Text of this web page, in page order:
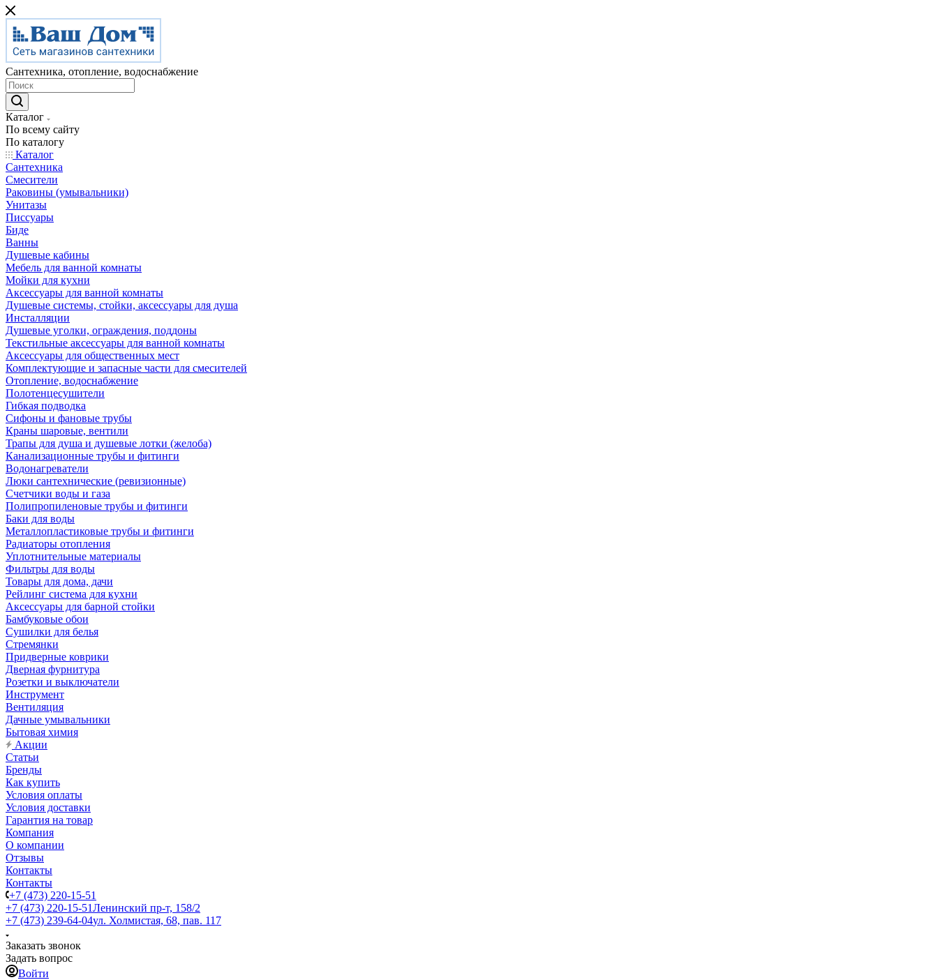
Сантехника, отопление, водоснабжение
Каталог
По всему сайту
По каталогу
Каталог
Сантехника
Смесители
Раковины (умывальники)
Унитазы
Писсуары
Биде
Ванны
Душевые кабины
Мебель для ванной комнаты
Мойки для кухни
Аксессуары для ванной комнаты
Душевые системы, стойки, аксессуары для душа
Инсталляции
Душевые уголки, ограждения, поддоны
Текстильные аксессуары для ванной комнаты
Аксессуары для общественных мест
Комплектующие и запасные части для смесителей
Отопление, водоснабжение
Полотенцесушители
Гибкая подводка
Сифоны и фановые трубы
Краны шаровые, вентили
Трапы для душа и душевые лотки (желоба)
Канализационные трубы и фитинги
Водонагреватели
Люки сантехнические (ревизионные)
Счетчики воды и газа
Полипропиленовые трубы и фитинги
Баки для воды
Металлопластиковые трубы и фитинги
Радиаторы отопления
Уплотнительные материалы
Фильтры для воды
Товары для дома, дачи
Рейлинг система для кухни
Аксессуары для барной стойки
Бамбуковые обои
Сушилки для белья
Стремянки
Придверные коврики
Дверная фурнитура
Розетки и выключатели
Инструмент
Вентиляция
Дачные умывальники
Бытовая химия
Акции
Статьи
Бренды
Как купить
Условия оплаты
Условия доставки
Гарантия на товар
Компания
О компании
Отзывы
Контакты
Контакты
+7 (473) 220-15-51
+7 (473) 220-15-51Ленинский пр-т, 158/2
+7 (473) 239-64-04ул. Холмистая, 68, пав. 117
Заказать звонок
Задать вопрос
Войти